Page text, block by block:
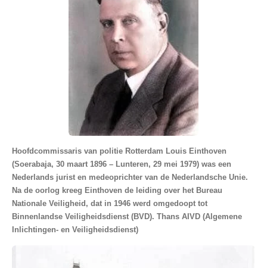
Hoofdcommissaris van politie Rotterdam Louis Einthoven
(Soerabaja, 30 maart 1896 – Lunteren, 29 mei 1979) was een
Nederlands jurist en medeoprichter van de Nederlandsche Unie.
Na de oorlog kreeg Einthoven de leiding over het Bureau
Nationale Veiligheid, dat in 1946 werd omgedoopt tot
Binnenlandse Veiligheidsdienst (BVD). Thans AIVD (Algemene
Inlichtingen- en Veiligheidsdienst)